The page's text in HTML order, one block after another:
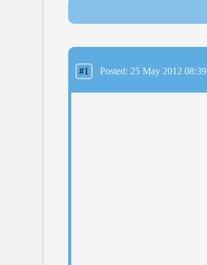
#1 Posted: 25 May 2012 08:39